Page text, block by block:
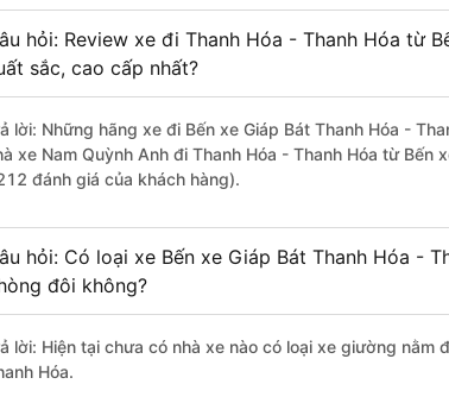
hỏi: Review xe đi Thanh Hóa - Thanh Hóa từ
sắc, cao cấp nhất?
lời: Những hãng xe đi Bến xe Giáp Bát Thanh Hóa -
xe Nam Quỳnh Anh đi Thanh Hóa - Thanh Hóa từ
đánh giá của khách hàng).
hỏi: Có loại xe Bến xe Giáp Bát Thanh Hóa -
đôi không?
lời: Hiện tại chưa có nhà xe nào có loại xe giường nằm
Hóa.